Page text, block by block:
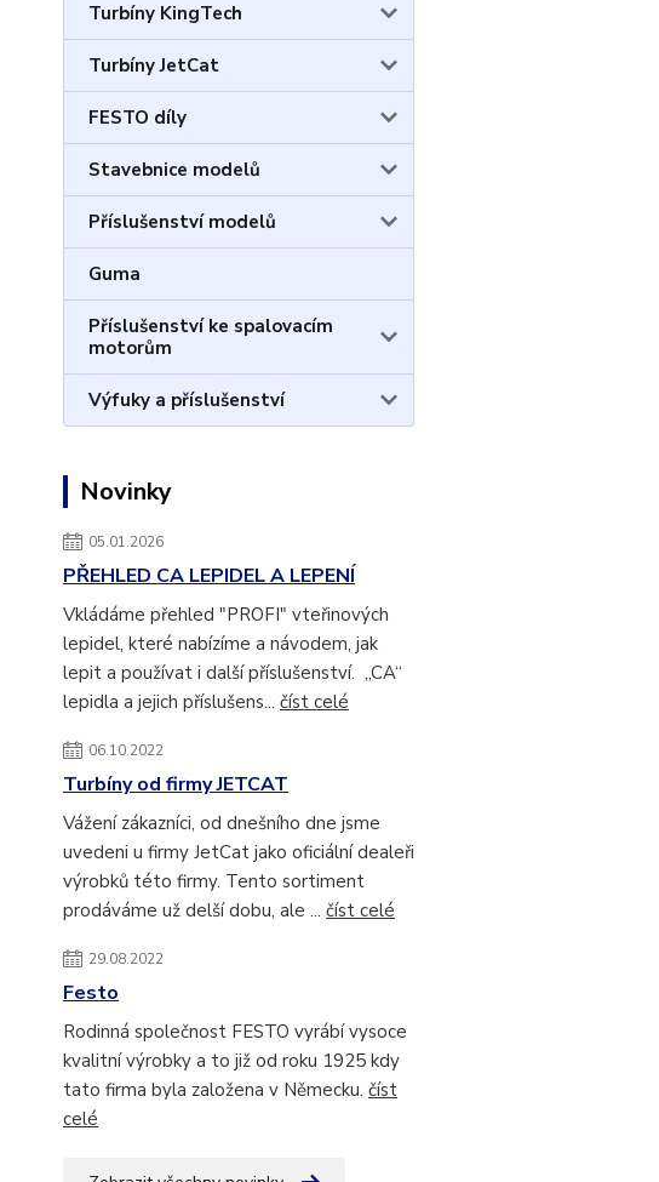
Turbíny KingTech
Turbíny JetCat
FESTO díly
Stavebnice modelů
Příslušenství modelů
Guma
Příslušenství ke spalovacím
motorům
Výfuky a příslušenství
Novinky
05.01.2026
PŘEHLED CA LEPIDEL A LEPENÍ
Vkládáme přehled "PROFI" vteřinových
lepidel, které nabízíme a návodem, jak
lepit a používat i další příslušenství. „CA“
lepidla a jejich příslušens... číst celé
06.10.2022
Turbíny od firmy JETCAT
Vážení zákazníci, od dnešního dne jsme
uvedeni u firmy JetCat jako oficiální dealeři
výrobků této firmy. Tento sortiment
prodáváme už delší dobu, ale ... číst celé
29.08.2022
Festo
Rodinná společnost FESTO vyrábí vysoce
kvalitní výrobky a to již od roku 1925 kdy
tato firma byla založena v Německu. číst
celé